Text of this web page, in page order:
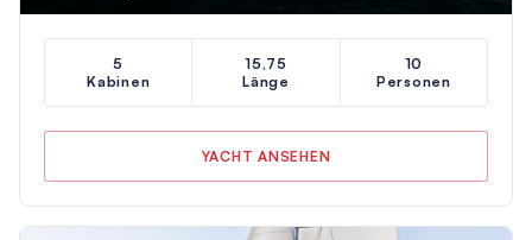
5
Kabinen
15,75
Länge
10
Personen
YACHT ANSEHEN